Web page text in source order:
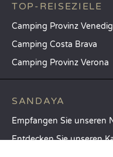
TOP-REISEZIELE
Camping Provinz Venedig
Camping Costa Brava
Camping Provinz Verona
SANDAYA
Empfangen Sie unseren
Entdecken Sie unseren